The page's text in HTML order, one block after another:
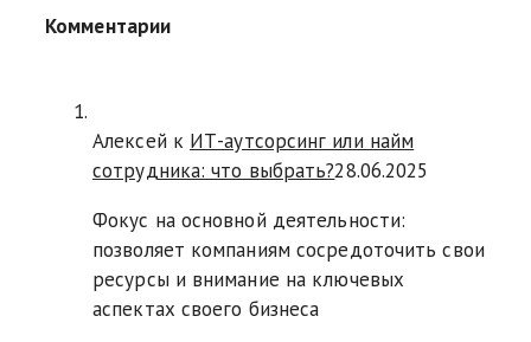
Комментарии
Алексей к ИТ-аутсорсинг или найм
сотрудника: что выбрать?28.06.2025
Фокус на основной деятельности:
позволяет компаниям сосредоточить свои
ресурсы и внимание на ключевых
аспектах своего бизнеса